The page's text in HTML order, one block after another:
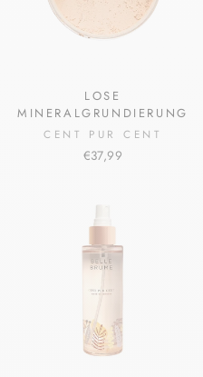
LOSE
MINERALGRUNDIERUNG
CENT PUR CENT
€37,99